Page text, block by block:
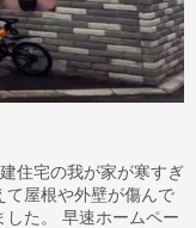
住宅の我が家が寒すぎ
て屋根や外壁が傷んで
た。 早速ホームペー